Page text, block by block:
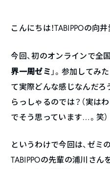
こんにちは！TABIPPOの向井
今回、初のオンラインで全
界一周ゼミ 」。参加してみ
て実際どんな感じなんだ
らっしゃるのでは？（実は
でそう思っています…。笑）
というわけで今回は、ゼミ
TABIPPOの先輩の浦川さん